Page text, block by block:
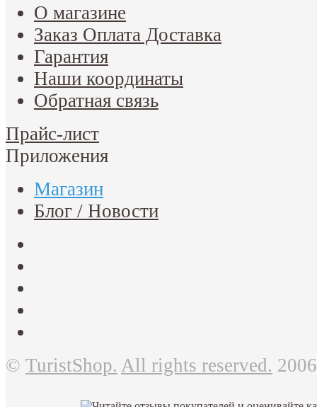
О магазине
Заказ Оплата Доставка
Гарантия
Наши координаты
Обратная связь
Прайс-лист
Приложения
Магазин
Блог / Новости
© TuristShop. All rights reserved.